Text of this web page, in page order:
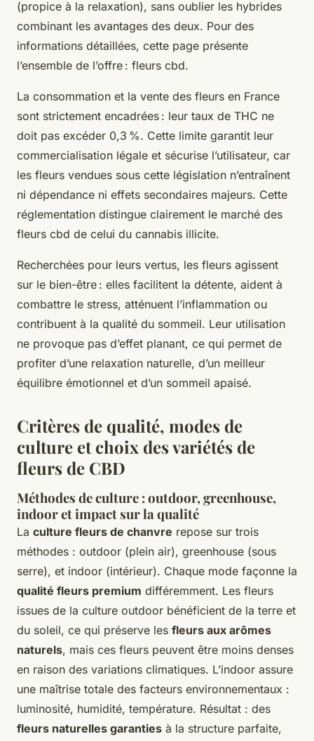
(propice à la relaxation), sans oublier les hybrides
combinant les avantages des deux. Pour des
informations détaillées, cette page présente
l’ensemble de l’offre : fleurs cbd.
La consommation et la vente des fleurs en France
sont strictement encadrées : leur taux de THC ne
doit pas excéder 0,3 %. Cette limite garantit leur
commercialisation légale et sécurise l’utilisateur, car
les fleurs vendues sous cette législation n’entraînent
ni dépendance ni effets secondaires majeurs. Cette
réglementation distingue clairement le marché des
fleurs cbd de celui du cannabis illicite.
Recherchées pour leurs vertus, les fleurs agissent
sur le bien-être : elles facilitent la détente, aident à
combattre le stress, atténuent l’inflammation ou
contribuent à la qualité du sommeil. Leur utilisation
ne provoque pas d’effet planant, ce qui permet de
profiter d’une relaxation naturelle, d’un meilleur
équilibre émotionnel et d’un sommeil apaisé.
Critères de qualité, modes de
culture et choix des variétés de
fleurs de CBD
Méthodes de culture : outdoor, greenhouse,
indoor et impact sur la qualité
La culture fleurs de chanvre repose sur trois
méthodes : outdoor (plein air), greenhouse (sous
serre), et indoor (intérieur). Chaque mode façonne la
qualité fleurs premium différemment. Les fleurs
issues de la culture outdoor bénéficient de la terre et
du soleil, ce qui préserve les fleurs aux arômes
naturels, mais ces fleurs peuvent être moins denses
en raison des variations climatiques. L’indoor assure
une maîtrise totale des facteurs environnementaux :
luminosité, humidité, température. Résultat : des
fleurs naturelles garanties à la structure parfaite,